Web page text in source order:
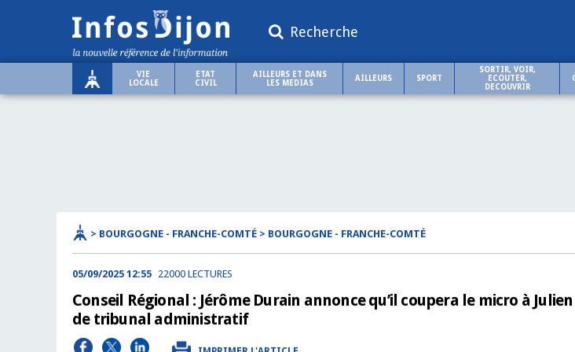
Recherche
VIE
LOCALE
ETAT
CIVIL
AILLEURS ET DANS
LES MEDIAS
AILLEURS SPORT
SORTIR, VOIR,
ECOUTER,
DECOUVRIR
> BOURGOGNE - FRANCHE-COMTÉ > BOURGOGNE - FRANCHE-COMTÉ
05/09/2025 12:55 22000 LECTURES
Conseil Régional : Jérôme Durain annonce qu’il coupera le micro à
de tribunal administratif